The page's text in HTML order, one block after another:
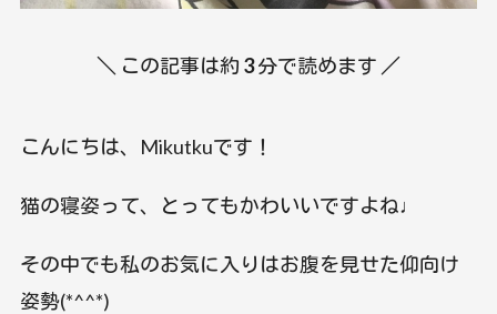
＼ この記事は約 3分で読めます ／
こんにちは、Mikutkuです！
猫の寝姿って、とってもかわいいですよね♩
その中でも私のお気に入りはお腹を見せた仰向け
姿勢(*^^*)